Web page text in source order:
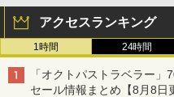
アクセスランキング
1時間 24時間
「オクトパストラベラー
セール情報まとめ【8月8日